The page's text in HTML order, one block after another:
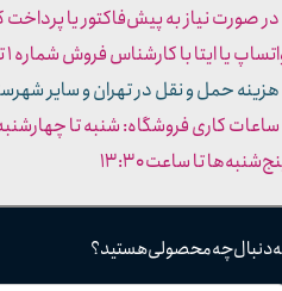
دنبال چه محصولی هستید؟
صورت نیاز به پیش‌فاکتور یا پرداخت
یا ایتا با کارشناس فروش شماره ۱ تماس بگیرید.
حمل و نقل در تهران و سایر
تا ساعت ۱۳:۳۰​​​​​​​